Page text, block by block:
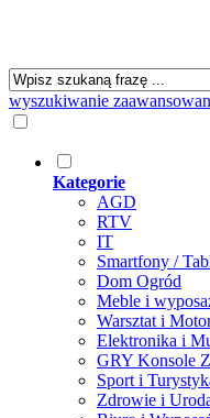
wyszukiwanie
Kategorie
AGD
RTV
IT
Smartfony /
Dom Ogród
Meble i
Warsztat i
Elektronika i
GRY Konsole
Sport i
Zdrowie i